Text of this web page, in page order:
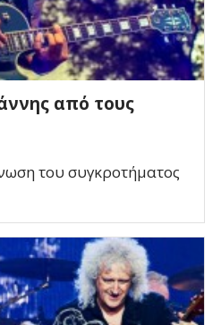
από τους
του συγκροτήματος